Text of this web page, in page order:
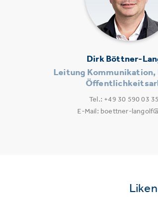
Dirk Böttner-
Leitung Kommunikation,
Tel.: +49 30 590 03
E-Mail: boettner-